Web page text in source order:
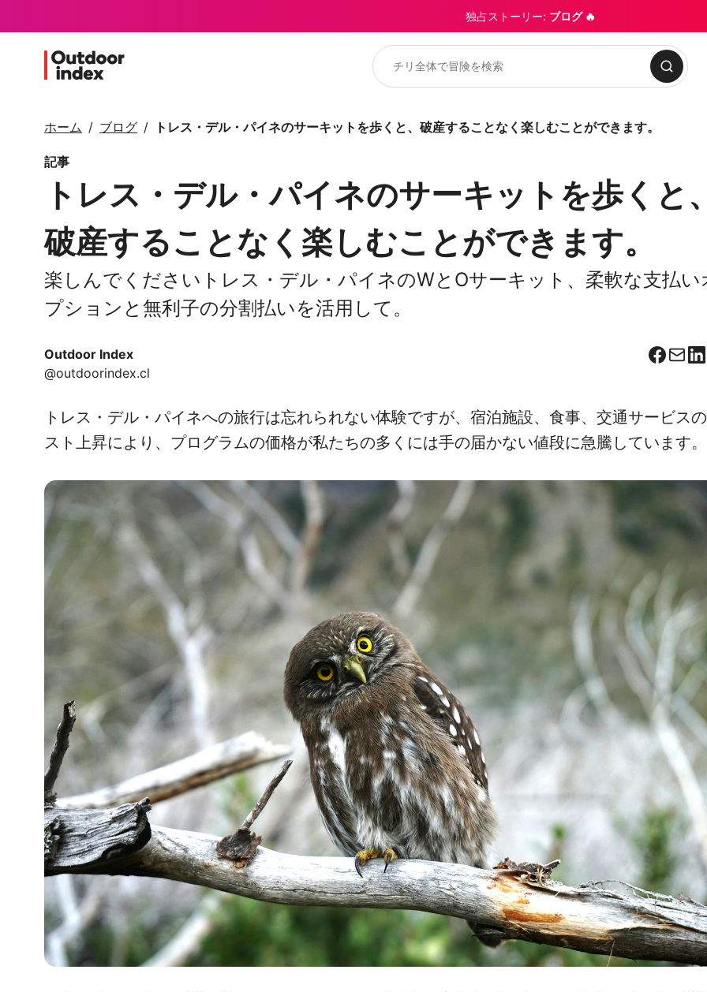
独占ストーリー: ブログ 🔥
検索
ホーム ブログ トレス・デル・パイネのサーキットを歩くと、破産することなく楽しむことができます。
記事
トレス・デル・パイネのサーキットを歩くと
破産することなく楽しむことができます。
楽しんでくださいトレス・デル・パイネのWとOサーキット、柔軟な支払い
プションと無利子の分割払いを活用して。
Outdoor Index
@outdoorindex.cl
トレス・デル・パイネへの旅行は忘れられない体験ですが、宿泊施設、食事、交通サービス
スト上昇により、プログラムの価格が私たちの多くには手の届かない値段に急騰しています。